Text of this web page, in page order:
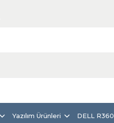
Yazılım Ürünleri DELL R360